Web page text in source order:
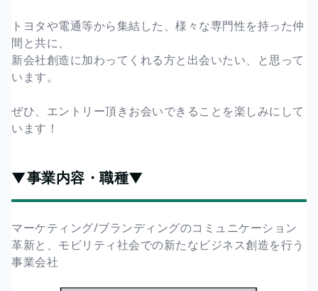
トヨタや電通等から集結した、様々な専門性を持った仲
間と共に、
新会社創造に加わってくれる方と出会いたい、と思って
います。
ぜひ、エントリー頂きお会いできることを楽しみにして
います！
▼事業内容・職種▼
マーケティング/ブランディングのコミュニケーション
革新と、モビリティ社会での新たなビジネス創造を行う
事業会社